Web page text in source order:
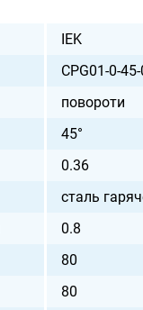
IEK
CPG01-0-
повороти
45°
0.36
сталь
0.8
80
80